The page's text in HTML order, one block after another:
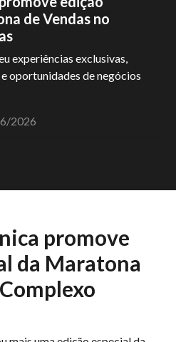
de Vendas no
experiências exclusivas,
oportunidades de negócios
2026
promove
da Maratona